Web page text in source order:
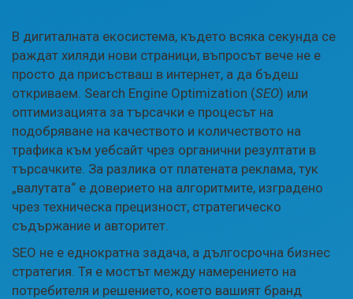
В дигиталната екосистема, където всяка секунда се
раждат хиляди нови страници, въпросът вече не е
просто да присъстваш в интернет, а да бъдеш
откриваем. Search Engine Optimization (SEO) или
оптимизацията за търсачки е процесът на
подобряване на качеството и количеството на
трафика към уебсайт чрез органични резултати в
търсачките. За разлика от платената реклама, тук
„валутата“ е доверието на алгоритмите, изградено
чрез техническа прецизност, стратегическо
съдържание и авторитет.
SEO не е еднократна задача, а дългосрочна бизнес
стратегия. Тя е мостът между намерението на
потребителя и решението, което вашият бранд